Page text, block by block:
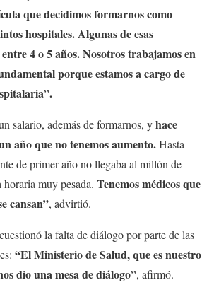
que decidimos formarnos como
hospitales. Algunas de esas
4 o 5 años. Nosotros trabajamos en
porque estamos a cargo de
salario, además de formarnos, yhace
año que no tenemos aumento.Hasta
de primer año no llegaba al millón de
horaria muy pesada. Tenemos médicos que
cansan”, advirtió.
la falta de diálogo por parte de las
“El Ministerio de Salud, que es nuestro
dio una mesa de diálogo”, afirmó.